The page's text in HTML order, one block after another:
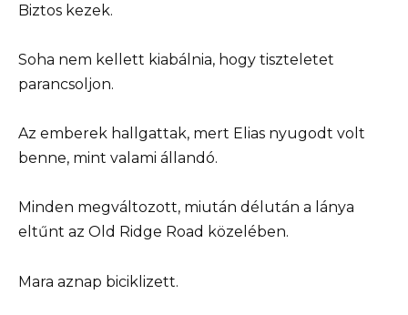
Biztos kezek.
Soha nem kellett kiabálnia, hogy tiszteletet
parancsoljon.
Az emberek hallgattak, mert Elias nyugodt volt
benne, mint valami állandó.
Minden megváltozott, miután délután a lánya
eltűnt az Old Ridge Road közelében.
Mara aznap biciklizett.